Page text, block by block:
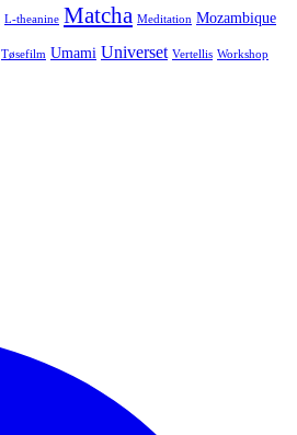
L-theanine Matcha Meditation Mozambique
Tøsefilm Umami Universet Vertellis Workshop